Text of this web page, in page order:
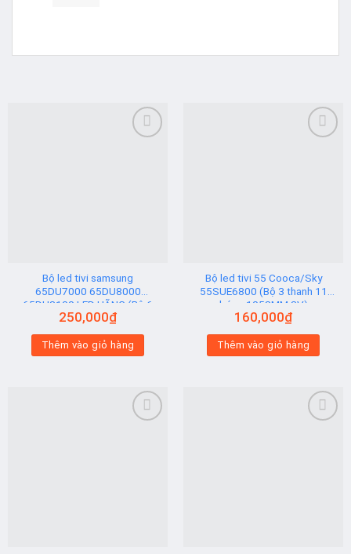
Bộ led tivi samsung
65DU7000 65DU8000
65DU8100 LED HÃNG (Bộ 6
Thanh AB)
250,000₫
Thêm vào giỏ hàng
Bộ led tivi 55 Cooca/Sky
55SUE6800 (Bộ 3 thanh 11
bóng 1058MM 3V)
160,000₫
Thêm vào giỏ hàng